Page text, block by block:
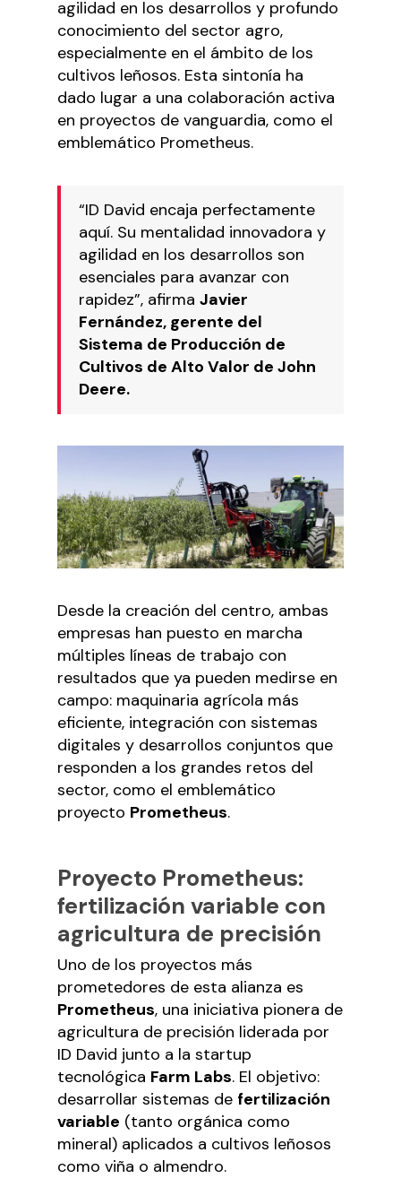
agilidad en los desarrollos y profundo
conocimiento del sector agro,
especialmente en el ámbito de los
cultivos leñosos. Esta sintonía ha
dado lugar a una colaboración activa
en proyectos de vanguardia, como el
emblemático Prometheus.
“ID David encaja perfectamente
aquí. Su mentalidad innovadora y
agilidad en los desarrollos son
esenciales para avanzar con
rapidez”, afirma Javier
Fernández, gerente del
Sistema de Producción de
Cultivos de Alto Valor de John
Deere.
Desde la creación del centro, ambas
empresas han puesto en marcha
múltiples líneas de trabajo con
resultados que ya pueden medirse en
campo: maquinaria agrícola más
eficiente, integración con sistemas
digitales y desarrollos conjuntos que
responden a los grandes retos del
sector, como el emblemático
proyecto Prometheus.
Proyecto Prometheus:
fertilización variable con
agricultura de precisión
Uno de los proyectos más
prometedores de esta alianza es
Prometheus, una iniciativa pionera de
agricultura de precisión liderada por
ID David junto a la startup
tecnológica Farm Labs. El objetivo:
desarrollar sistemas de fertilización
variable (tanto orgánica como
mineral) aplicados a cultivos leñosos
como viña o almendro.